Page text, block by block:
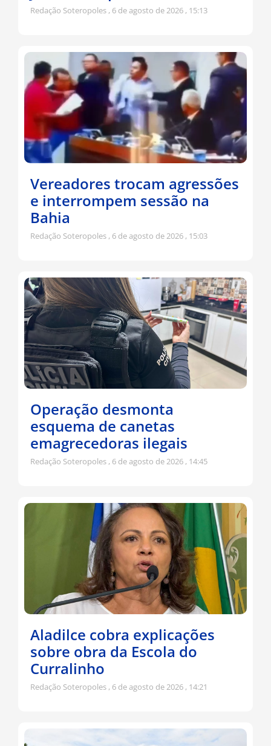
Redação Soteropoles 6 de agosto de 2026 15:13
Vereadores trocam agressões
e interrompem sessão na
Bahia
Redação Soteropoles 6 de agosto de 2026 15:03
Operação desmonta
esquema de canetas
emagrecedoras ilegais
Redação Soteropoles 6 de agosto de 2026 14:45
Aladilce cobra explicações
sobre obra da Escola do
Curralinho
Redação Soteropoles 6 de agosto de 2026 14:21